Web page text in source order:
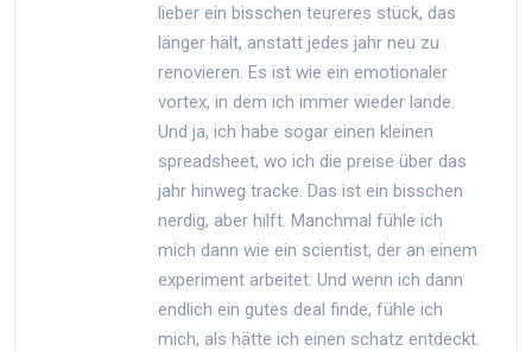
lieber ein bisschen teureres stück, das
länger hält, anstatt jedes jahr neu zu
renovieren. Es ist wie ein emotionaler
vortex, in dem ich immer wieder lande.
Und ja, ich habe sogar einen kleinen
spreadsheet, wo ich die preise über das
jahr hinweg tracke. Das ist ein bisschen
nerdig, aber hilft. Manchmal fühle ich
mich dann wie ein scientist, der an einem
experiment arbeitet. Und wenn ich dann
endlich ein gutes deal finde, fühle ich
mich, als hätte ich einen schatz entdeckt.